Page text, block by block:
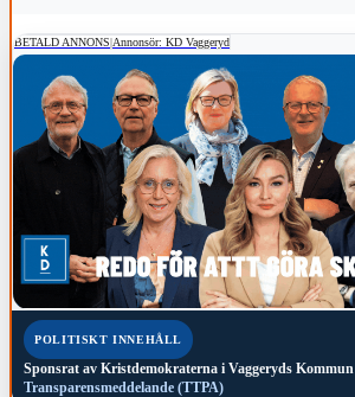
BETALD ANNONS|Annonsör: KD Vaggeryd
POLITISKT INNEHÅLL
Sponsrat av Kristdemokraterna i Vaggeryds Kommun
Transparensmeddelande (TTPA)